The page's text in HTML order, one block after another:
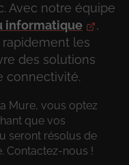
Avec notre équipe
informatique
,
les
des solutions
connectivité.
Mure, vous optez
que vos
seront résolus de
Contactez-nous !